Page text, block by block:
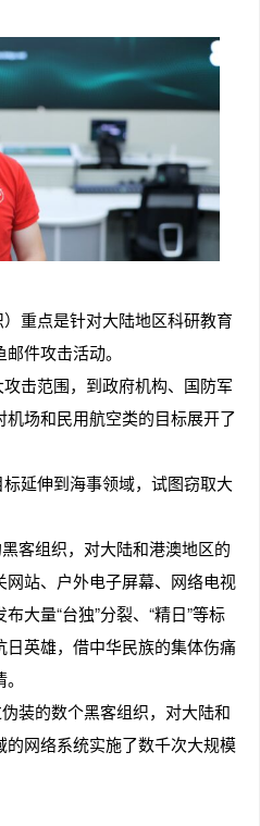
）重点是针对大陆地区科研教育
件攻击活动。
击范围，到政府机构、国防军
场和民用航空类的目标展开了
标延伸到海事领域，试图窃取大
客组织，对大陆和港澳地区的
站、户外电子屏幕、网络电视
大量“台独”分裂、“精日”等标
英雄，借中华民族的集体伤痛
装的数个黑客组织，对大陆和
网络系统实施了数千次大规模